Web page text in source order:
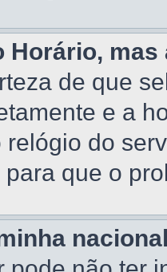
Horário,
de que
e a
do
que o